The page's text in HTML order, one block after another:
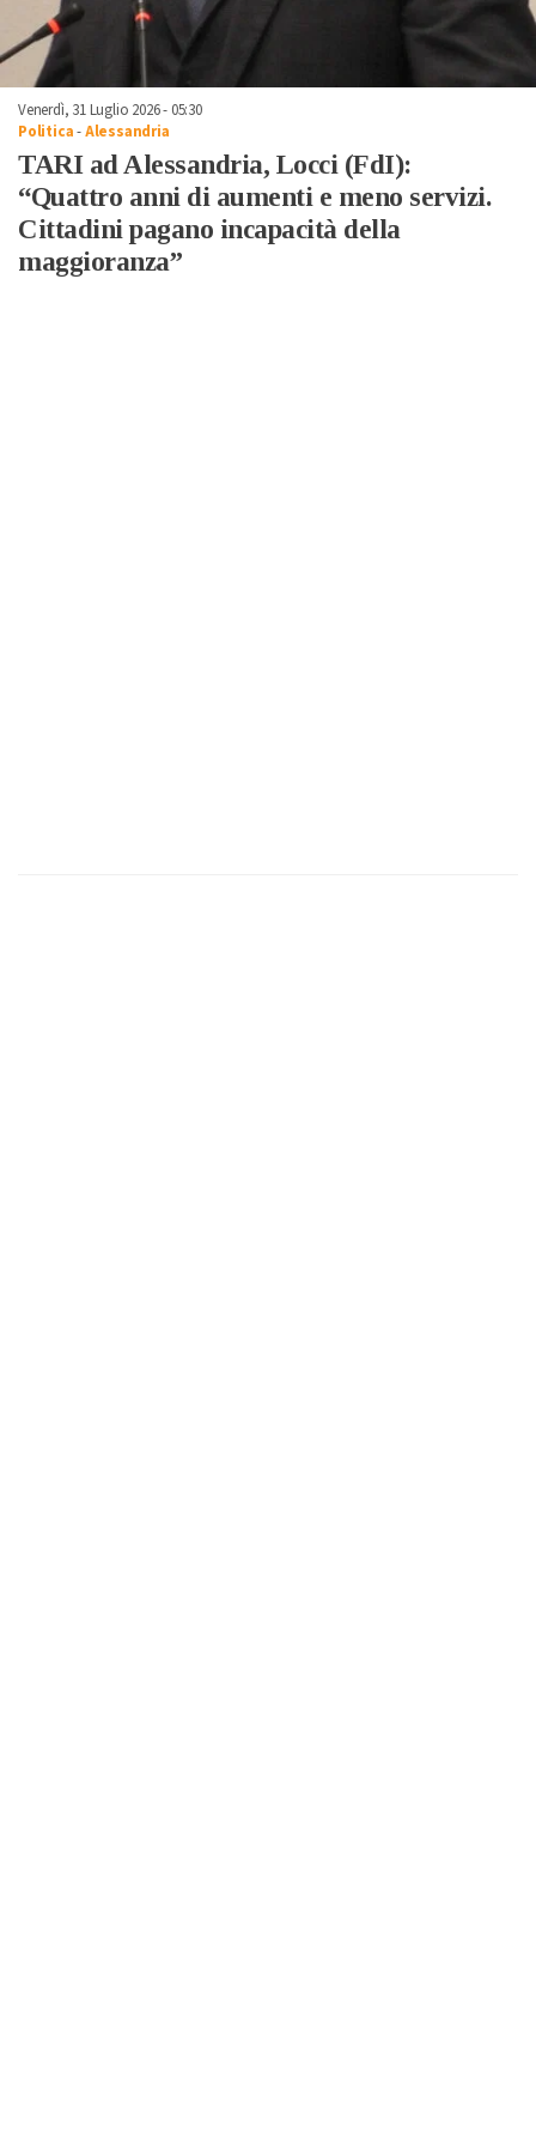
Venerdì, 31 Luglio 2026 - 05:30
Politica-Alessandria
TARI ad Alessandria, Locci (FdI):
“Quattro anni di aumenti e meno servizi.
Cittadini pagano incapacità della
maggioranza”